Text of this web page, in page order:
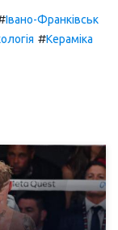
Івано-Франківськ
#Кераміка